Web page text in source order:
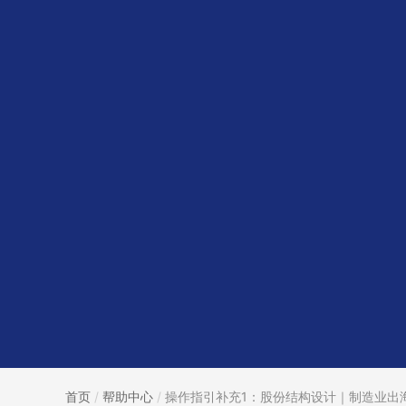
首页 / 帮助中心 / 操作指引补充1：股份结构设计｜制造业出